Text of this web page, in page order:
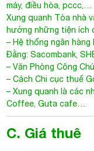
máy, điều hòa, pccc,…
Xung quanh Tòa nhà
hưởng những tiện ích
– Hệ thống ngân
Đằng: Sacombank,
– Văn Phòng Công
– Cách Chi cục thuế
– Xung quanh là các
Coffee, Guta cafe…
C. Giá thuê